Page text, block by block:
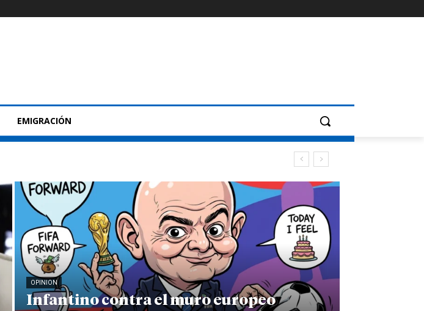
EMIGRACIÓN
OPINION
Infantino contra el muro europeo